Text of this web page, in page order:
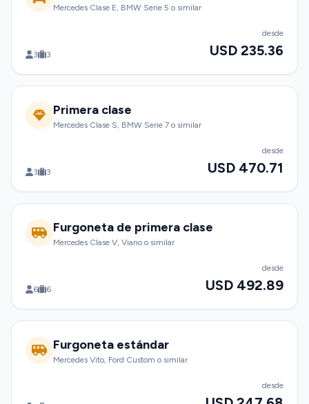
Mercedes Clase E, BMW Serie 5 o similar
3 3
desde
USD 235.36
Primera clase
Mercedes Clase S, BMW Serie 7 o similar
3 3
desde
USD 470.71
Furgoneta de primera clase
Mercedes Clase V, Viano o similar
6 6
desde
USD 492.89
Furgoneta estándar
Mercedes Vito, Ford Custom o similar
desde